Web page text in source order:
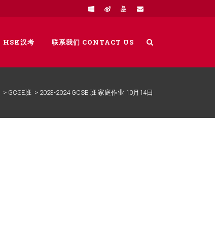
HSK汉考 联系我们 CONTACT US
> GCSE班 > 2023-2024 GCSE 班 家庭作业 10月14日